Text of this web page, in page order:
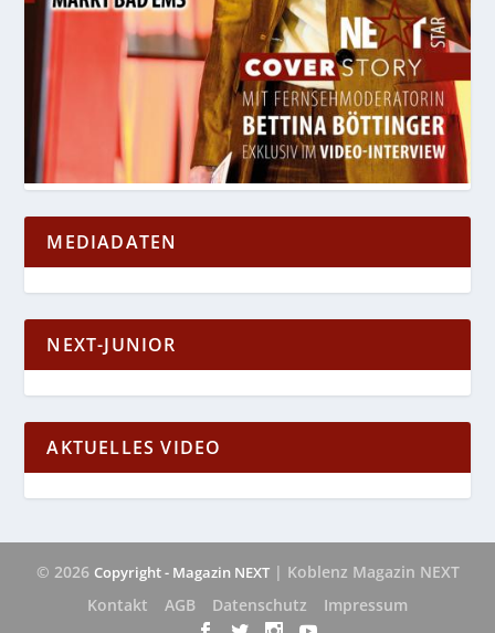
MEDIADATEN
NEXT-JUNIOR
AKTUELLES VIDEO
© 2026 Copyright - Magazin NEXT| Koblenz Magazin NEXT
Kontakt
AGB Datenschutz Impressum